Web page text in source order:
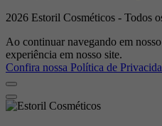
2026 Estoril Cosméticos - Todos
Ao continuar navegando em
experiência em nosso site.
Confira nossa Política de